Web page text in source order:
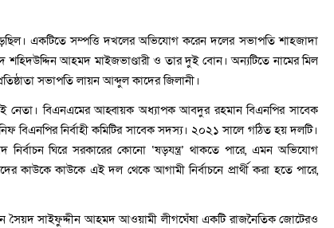
একটিতে সম্পত্তি দখলের অভিযোগ করেন দলের সভাপতি শাহজাদা
আহমদ মাইজভাণ্ডারী ও তার দুই বোন। অন্যটিতে নামের মিল
সভাপতি লায়ন আব্দুল কাদের জিলানী।
নেতা। বিএনএমের আহ্বায়ক অধ্যাপক আবদুর রহমান বিএনপির সাবেক
নির্বাহী কমিটির সাবেক সদস্য। ২০২১ সালে গঠিত হয় দলটি।
ঘিরে সরকারের কোনো ‘ষড়যন্ত্র’ থাকতে পারে, এমন অভিযোগ
কাউকে কাউকে এই দল থেকে আগামী নির্বাচনে প্রার্থী করা হতে পারে,
সৈয়দ সাইফুদ্দীন আহমদ আওয়ামী লীগঘেঁষা একটি রাজনৈতিক জোটেরও